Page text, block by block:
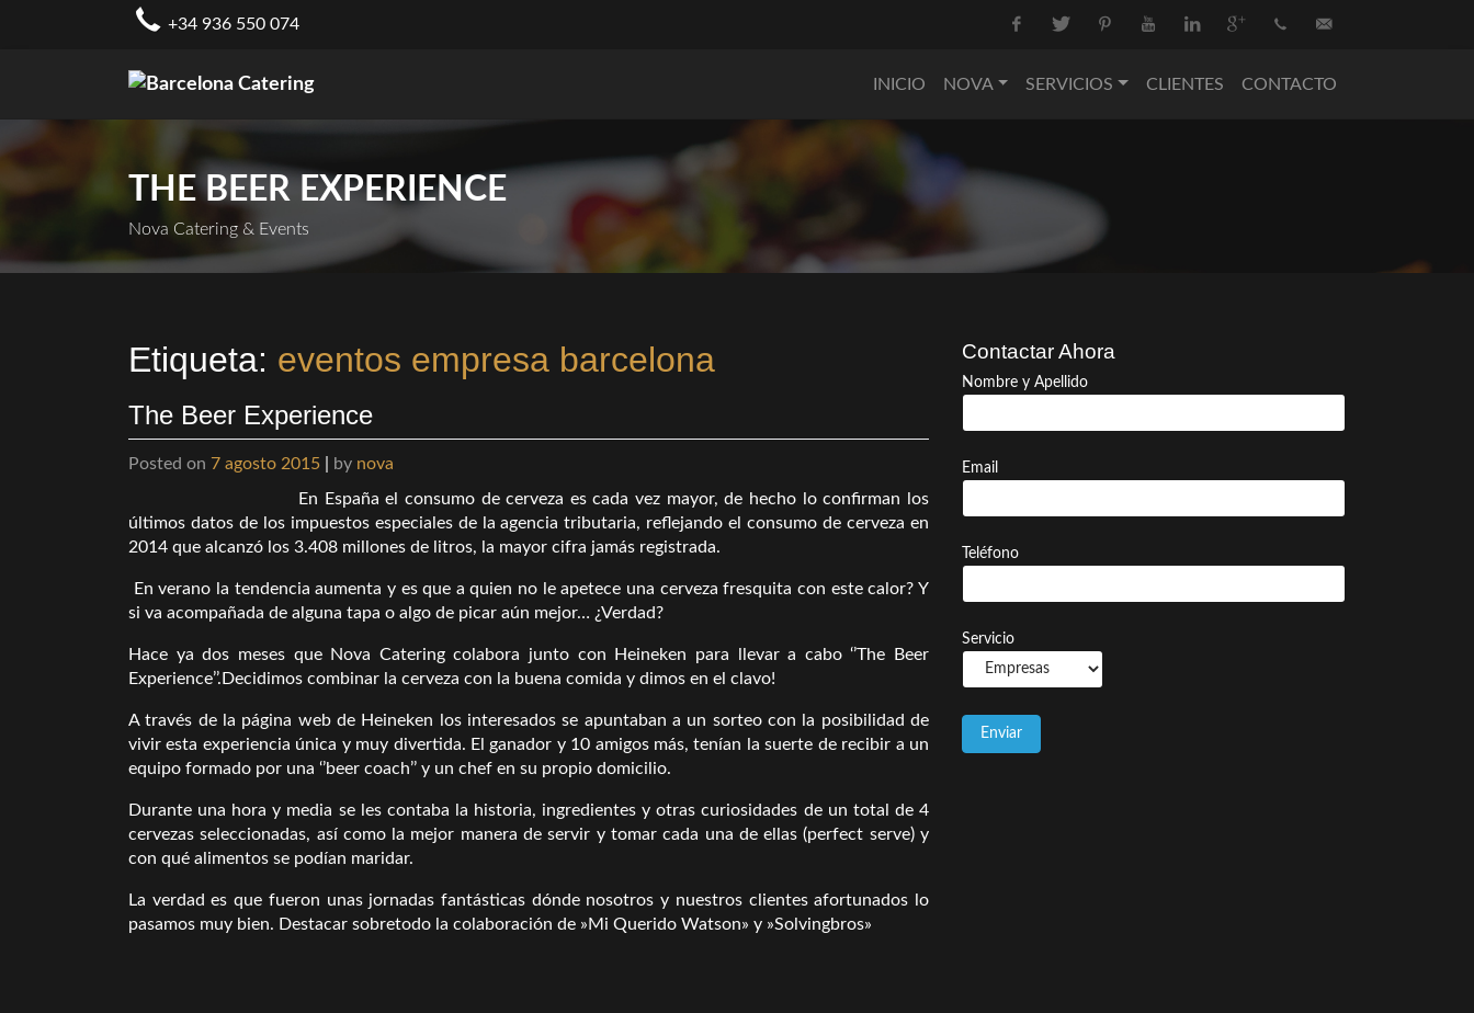
+34 936 550 074
INICIO NOVA SERVICIOS CLIENTES CONTACTO
THE BEER EXPERIENCE
Nova Catering & Events
Etiqueta: eventos empresa barcelona
The Beer Experience
Posted on 7 agosto 2015 by nova
En España el consumo de cerveza es cada vez mayor, de hecho lo confirman los
últimos datos de los impuestos especiales de la agencia tributaria, reflejando el consumo de cerveza en
2014 que alcanzó los 3.408 millones de litros, la mayor cifra jamás registrada.
En verano la tendencia aumenta y es que a quien no le apetece una cerveza fresquita con este calor? Y
si va acompañada de alguna tapa o algo de picar aún mejor… ¿Verdad?
Hace ya dos meses que Nova Catering colabora junto con Heineken para llevar a cabo ‘’The Beer
Experience’’.Decidimos combinar la cerveza con la buena comida y dimos en el clavo!
A través de la página web de Heineken los interesados se apuntaban a un sorteo con la posibilidad de
vivir esta experiencia única y muy divertida. El ganador y 10 amigos más, tenían la suerte de recibir a un
equipo formado por una ‘’beer coach’’ y un chef en su propio domicilio.
Durante una hora y media se les contaba la historia, ingredientes y otras curiosidades de un total de 4
cervezas seleccionadas, así como la mejor manera de servir y tomar cada una de ellas (perfect serve) y
con qué alimentos se podían maridar.
La verdad es que fueron unas jornadas fantásticas dónde nosotros y nuestros clientes afortunados lo
pasamos muy bien. Destacar sobretodo la colaboración de »Mi Querido Watson» y »Solvingbros»
Contactar Ahora
Nombre y Apellido
Email
Teléfono
Servicio